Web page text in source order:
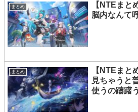
まとめ
【NTEまと
脳内なんて
まとめ
【NTEまと
見ちゃうと
使うの躊躇う